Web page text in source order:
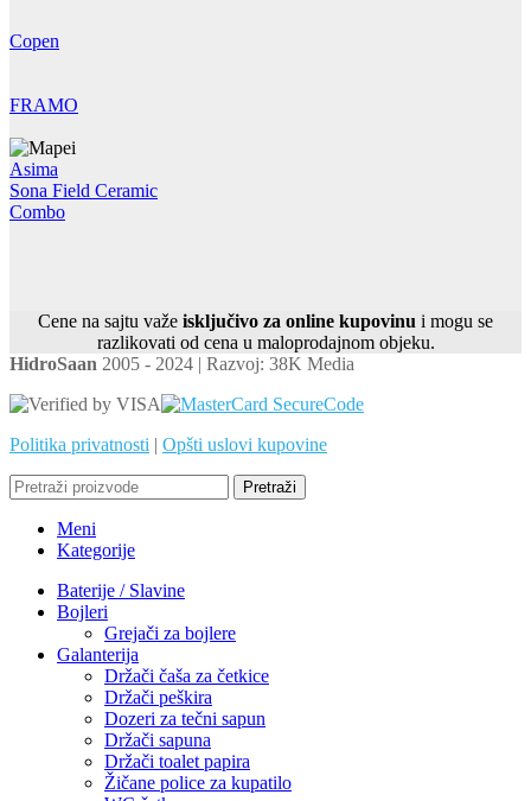
Copen
FRAMO
Asima
Sona Field Ceramic
Combo
Cene na sajtu važe isključivo za online kupovinu i mogu se
razlikovati od cena u maloprodajnom objeku.
HidroSaan 2005 - 2024 | Razvoj: 38K Media
Politika privatnosti | Opšti uslovi kupovine
Pretraži
Meni
Kategorije
Baterije / Slavine
Bojleri
Grejači za bojlere
Galanterija
Držači čaša za četkice
Držači peškira
Dozeri za tečni sapun
Držači sapuna
Držači toalet papira
Žičane police za kupatilo